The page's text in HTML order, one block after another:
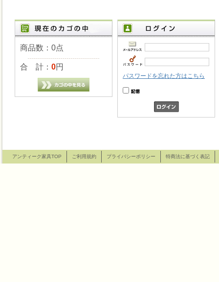
商品数：0点
合 計： 0円
パスワードを忘れた方はこちら
アンティーク家具TOP ご利用規約 プライバシーポリシー 特商法に基づく表記